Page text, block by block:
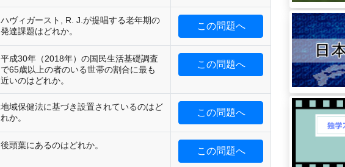
ハヴィガースト, R. J.が提唱する老年期の
発達課題はどれか。
この問題へ
平成30年（2018年）の国民生活基礎調査
で65歳以上の者のいる世帯の割合に最も
近いのはどれか。
この問題へ
地域保健法に基づき設置されているのはど
れか。
この問題へ
後頭葉にあるのはどれか。
この問題へ